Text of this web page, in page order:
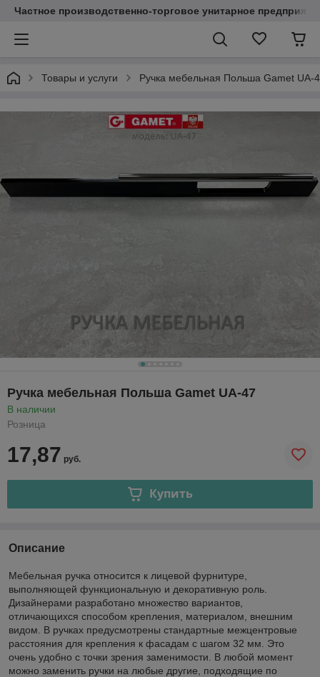
Частное производственно-торговое унитарное
Товары и услуги Ручка мебельная Польша Gamet UA-
Ручка мебельная Польша Gamet UA-47
В наличии
Розница
17,87 руб.
Купить
Описание
Мебельная ручка относится к лицевой фурнитуре,
выполняющей функциональную и декоративную роль.
Дизайнерами разработано множество вариантов,
отличающихся способом крепления, материалом, внешним
видом. В ручках предусмотрены стандартные межцентровые
расстояния для крепления к фасадам с шагом 32 мм. Это
очень удобно с точки зрения заменимости. В любой момент
можно заменить ручки на любые другие, подходящие по